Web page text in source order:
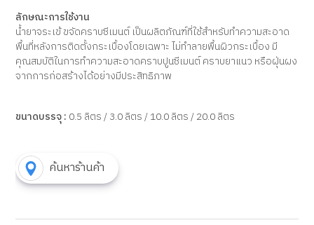
ลักษณะการใช้งาน
น้ำยาจระเข้ ขจัดคราบซีเมนต์ เป็นผลิตภัณฑ์ที่ใช้สำหรับทำความสะอาด
พื้นที่หลังการติดตั้งกระเบื้องโดยเฉพาะ ไม่ทำลายพื้นผิวกระเบื้อง มี
คุณสมบัติในการทำความสะอาดคราบปูนซีเมนต์ คราบยาแนว หรือฝุ่นผง
จากการก่อสร้างได้อย่างมีประสิทธิภาพ
ขนาดบรรจุ : 0.5 ลิตร / 3.0 ลิตร / 10.0 ลิตร / 20.0 ลิตร
ค้นหาร้านค้า